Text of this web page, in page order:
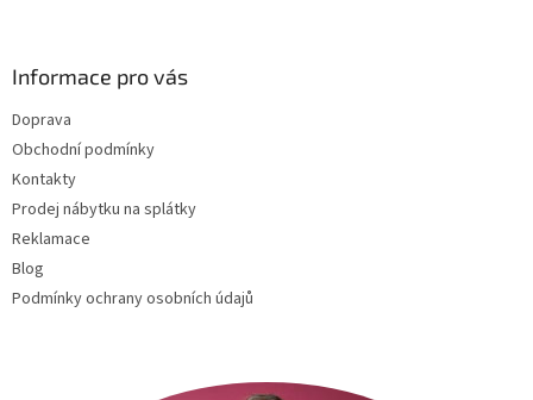
Informace pro vás
Doprava
Obchodní podmínky
Kontakty
Prodej nábytku na splátky
Reklamace
Blog
Podmínky ochrany osobních údajů